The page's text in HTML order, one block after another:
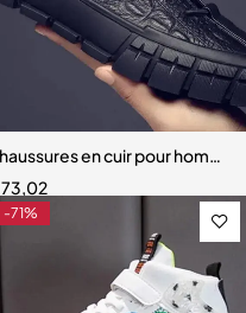
Semelle Souple pour Enfant
en cuir pour
73,02
-71%